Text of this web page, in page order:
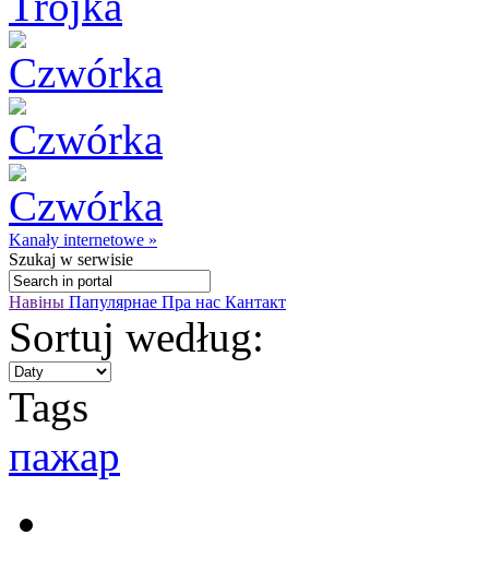
Kanały internetowe »
Szukaj w serwisie
Навіны Папулярнае Пра нас Кантакт
Sortuj według:
Tags
пажар